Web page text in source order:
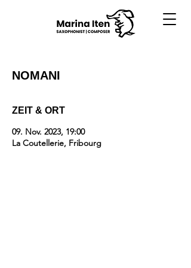
NOMANI
ZEIT & ORT
09. Nov. 2023, 19:00
La Coutellerie, Fribourg